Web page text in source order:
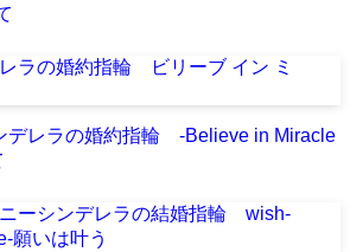
デレラの婚約指輪 -Believe in Miracle